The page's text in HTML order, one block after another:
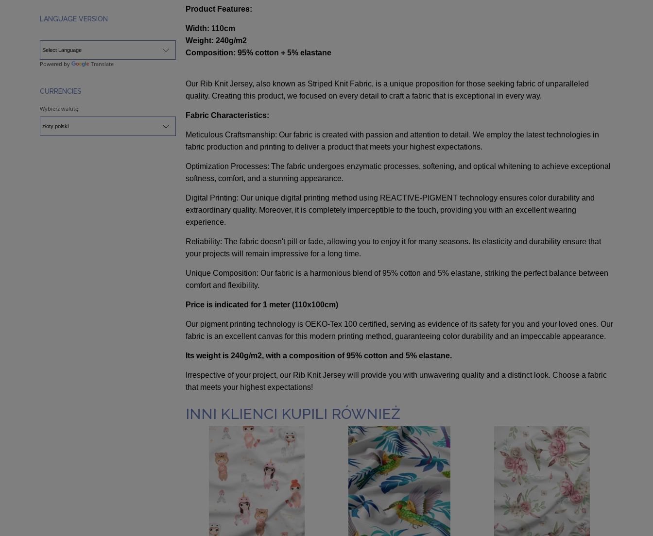
LANGUAGE VERSION
Powered by Translate
CURRENCIES
Wybierz walutę
Product Features:
Width: 110cm
Weight: 240g/m2
Composition: 95% cotton + 5% elastane
Our Rib Knit Jersey, also known as Striped Knit Fabric, is a unique proposition for those seeking fabric of unparalleled
quality. Creating this product, we focused on every detail to craft a fabric that is exceptional in every way.
Fabric Characteristics:
Meticulous Craftsmanship: Our fabric is created with passion and attention to detail. We employ the latest technologies in
fabric production and printing to deliver a product that meets your highest expectations.
Optimization Processes: The fabric undergoes enzymatic processes, softening, and optical whitening to achieve exceptional
softness, comfort, and a stunning appearance.
Digital Printing: Our unique digital printing method using REACTIVE-PIGMENT technology ensures color durability and
extraordinary quality. Moreover, it is completely imperceptible to the touch, providing you with an excellent wearing
experience.
Reliability: The fabric doesn't pill or fade, allowing you to enjoy it for many seasons. Its elasticity and durability ensure that
your projects will remain impressive for a long time.
Unique Composition: Our fabric is a harmonious blend of 95% cotton and 5% elastane, striking the perfect balance between
comfort and flexibility.
Price is indicated for 1 meter (110x100cm)
Our pigment printing technology is OEKO-Tex 100 certified, serving as evidence of its safety for you and your loved ones. Our
fabric is an excellent canvas for this modern printing method, guaranteeing color durability and an impeccable appearance.
Its weight is 240g/m2, with a composition of 95% cotton and 5% elastane.
Irrespective of your project, our Rib Knit Jersey will provide you with unwavering quality and a distinct look. Choose a fabric
that meets your highest expectations!
INNI KLIENCI KUPILI RÓWNIEŻ